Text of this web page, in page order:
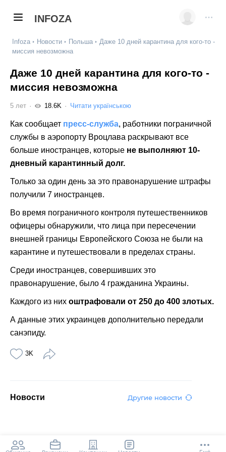
INFOZA
Infoza Новости Польша
Даже 10 дней карантина для кого-то -
миссия невозможна
Даже 10 дней карантина для кого-то -
миссия невозможна
5 лет 18.6K Читати українською
Как сообщает пресс-служба, работники пограничной
службы в аэропорту Вроцлава раскрывают все
больше иностранцев, которые не выполняют 10-
дневный карантинный долг.
Только за один день за это правонарушение штрафы
получили 7 иностранцев.
Во время пограничного контроля путешественников
офицеры обнаружили, что лица при пересечении
внешней границы Европейского Союза не были на
карантине и путешествовали в пределах страны.
Среди иностранцев, совершивших это
правонарушение, было 4 гражданина Украины.
Каждого из них оштрафовали от 250 до 400 злотых.
А данные этих украинцев дополнительно передали
санэпиду.
3K
Новости Другие новости